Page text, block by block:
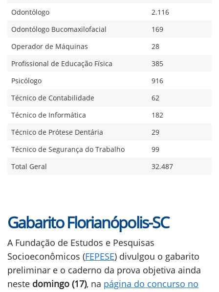
Odontólogo
2.116
Odontólogo Bucomaxilofacial
169
Operador de Máquinas
28
Profissional de Educação Física
385
Psicólogo
916
Técnico de Contabilidade
62
Técnico de Informática
182
Técnico de Prótese Dentária
29
Técnico de Segurança do Trabalho
99
Total Geral
32.487
Gabarito Florianópolis-SC
A Fundação de Estudos e Pesquisas
Socioeconômicos (FEPESE) divulgou o gabarito
preliminar e o caderno da prova objetiva ainda
neste domingo (17), na página do concurso no